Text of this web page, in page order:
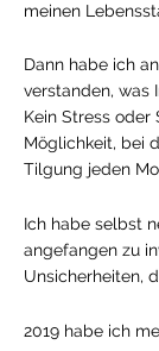
meinen
Dann habe ich
verstanden, was
Kein Stress oder
Möglichkeit, bei
Tilgung jeden
Ich habe selbst
angefangen zu
Unsicherheiten,
2019 habe ich